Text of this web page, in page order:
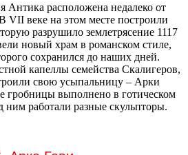
Антика расположена недалеко от
веке на этом месте построили
разрушило землетрясение 1117
новый храм в романском стиле,
сохранился до наших дней.
капеллы семейства Скалигеров,
свою усыпальницу – Арки
гробницы выполнено в готическом
ним работали разные скульпторы.